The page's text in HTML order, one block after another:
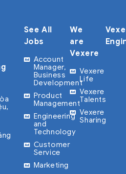
See All
Jobs
Account
Manager,
Business
Development
Product
Management
Engineering
and
Technology
Customer
Service
Marketing
We
are
Vexere
Vexere
Life
Vexere
Talents
Vexere
Sharing